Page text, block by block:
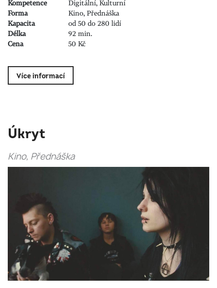
Kompetence
Digitální, Kulturní
Forma
Kino, Přednáška
Kapacita
od 50 do 280 lidí
Délka
92 min.
Cena
50 Kč
Více informací
Úkryt
Kino, Přednáška